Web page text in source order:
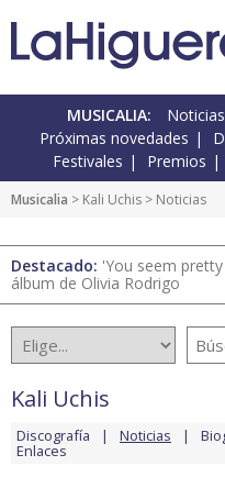
MUSICALIA:
Próximas novedades
Festivales
Premios
Musicalia > Kali Uchis > Noticias
Destacado: 'You seem
álbum de Olivia Rodrigo
Kali Uchis
Discografía Noticias
Enlaces